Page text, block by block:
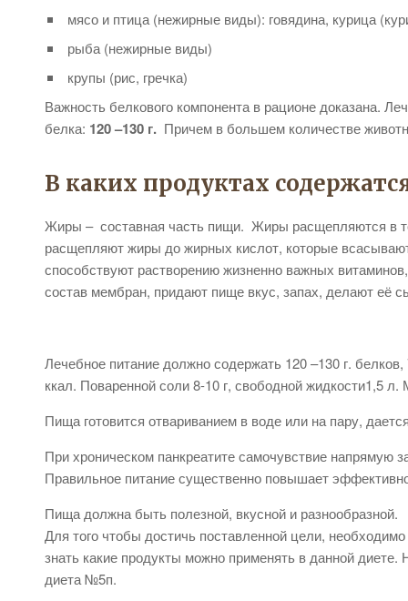
мясо и птица (нежирные виды): говядина, курица
рыба (нежирные виды)
крупы (рис, гречка)
Важность белкового компонента в рационе доказана.
белка: 120 –130 г. Причем в большем количестве
В каких продуктах
Жиры – составная часть пищи. Жиры расщепляются в
расщепляют жиры до жирных кислот, которые
способствуют растворению жизненно важных
состав мембран, придают пище вкус, запах, делают её
Лечебное питание должно содержать 120 –130 г.
ккал. Поваренной соли 8-10 г, свободной жидкости1,5 л.
Пища готовится отвариванием в воде или на пару,
При хроническом панкреатите самочувствие напрямую
Правильное питание существенно повышает
Пища должна быть полезной, вкусной и разнообразной.
Для того чтобы достичь поставленной цели,
знать какие продукты можно применять в данной
диета №5п.